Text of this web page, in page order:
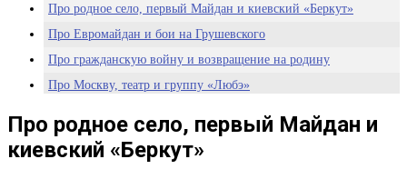
Про родное село, первый Майдан и киевский «Беркут»
Про Евромайдан и бои на Грушевского
Про гражданскую войну и возвращение на родину
Про Москву, театр и группу «Любэ»
Про родное село, первый Майдан и
киевский «Беркут»